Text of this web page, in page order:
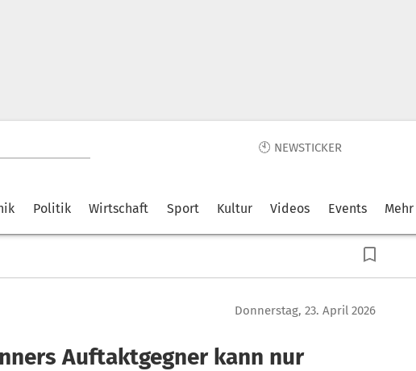
🕙 NEWSTICKER
Politik Wirtschaft Sport Kultur Videos Events Mehr
Donnerstag, 23. April 2026
Auftaktgegner kann nur